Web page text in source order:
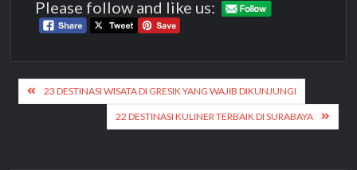
Please follow and like us:
Post
navigation
23 DESTINASI WISATA DI GRESIK YANG WAJIB DIKUNJUNGI
22 DESTINASI KULINER TERBAIK DI SURABAYA